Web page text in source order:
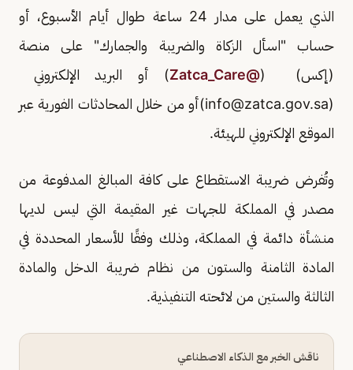
الذي يعمل على مدار 24 ساعة طوال أيام الأسبوع، أو
حساب "اسأل الزكاة والضريبة والجمارك" على منصة
(إكس) (@Zatca_Care
) أو البريد الإلكتروني
(
info@zatca.gov.sa)أو من خلال المحادثات الفورية عبر
الموقع الإلكتروني للهيئة.
وتُفرض ضريبة الاستقطاع على كافة المبالغ المدفوعة من
مصدر في المملكة للجهات غير المقيمة التي ليس لديها
منشأة دائمة في المملكة، وذلك وفقًا للأسعار المحددة في
المادة الثامنة والستون من نظام ضريبة الدخل والمادة
الثالثة والستين من لائحته التنفيذية.
ناقش الخبر مع الذكاء الاصطناعي